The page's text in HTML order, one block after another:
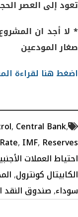
تعود إلى العصر
* لا أجد ان
صغار المودعين
اضغط هنا لقراءة
, Central Bank,
, IMF, Reserves
احتياط العملات
الكابيتال كونترول,
سوداء,صندوق النقد